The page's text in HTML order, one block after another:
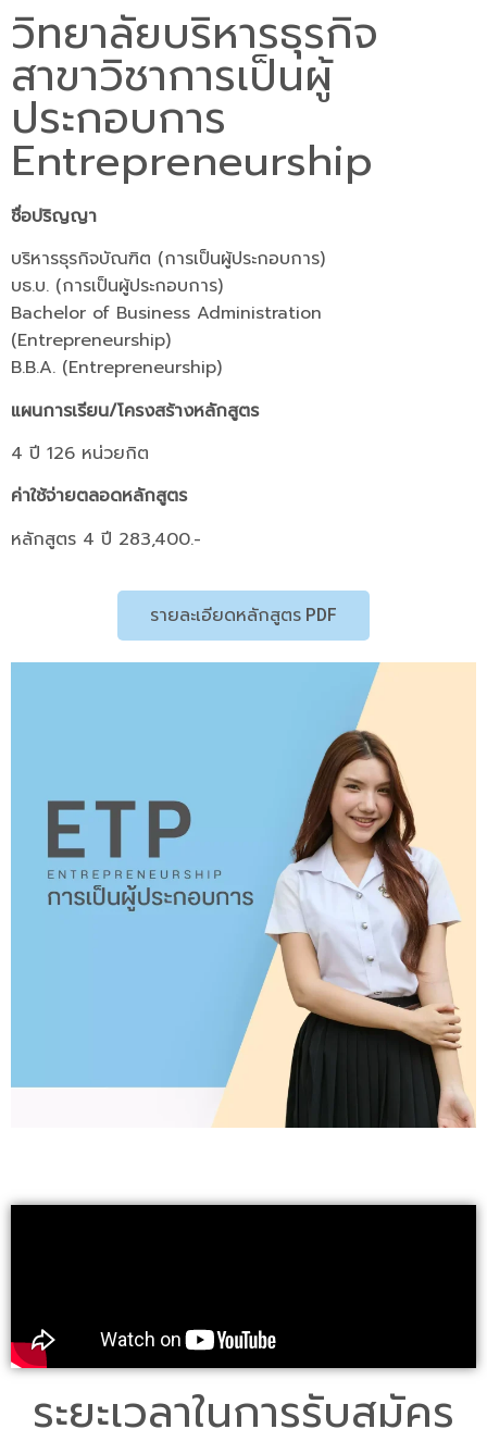
วิทยาลัยบริหารธุรกิจ
สาขาวิชาการเป็นผู้
ประกอบการ
Entrepreneurship
ชื่อปริญญา
บริหารธุรกิจบัณฑิต (การเป็นผู้ประกอบการ)
บธ.บ. (การเป็นผู้ประกอบการ)
Bachelor of Business Administration
(Entrepreneurship)
B.B.A. (Entrepreneurship)
แผนการเรียน/โครงสร้างหลักสูตร
4 ปี 126 หน่วยกิต
ค่าใช้จ่ายตลอดหลักสูตร
หลักสูตร 4 ปี 283,400.-
รายละเอียดหลักสูตร PDF
ระยะเวลาในการรับสมัคร